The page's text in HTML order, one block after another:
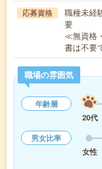
応募資格
職種未経
要
≪無資格
書は不要
職場の雰囲気
年齢層
20代
男女比率
女性